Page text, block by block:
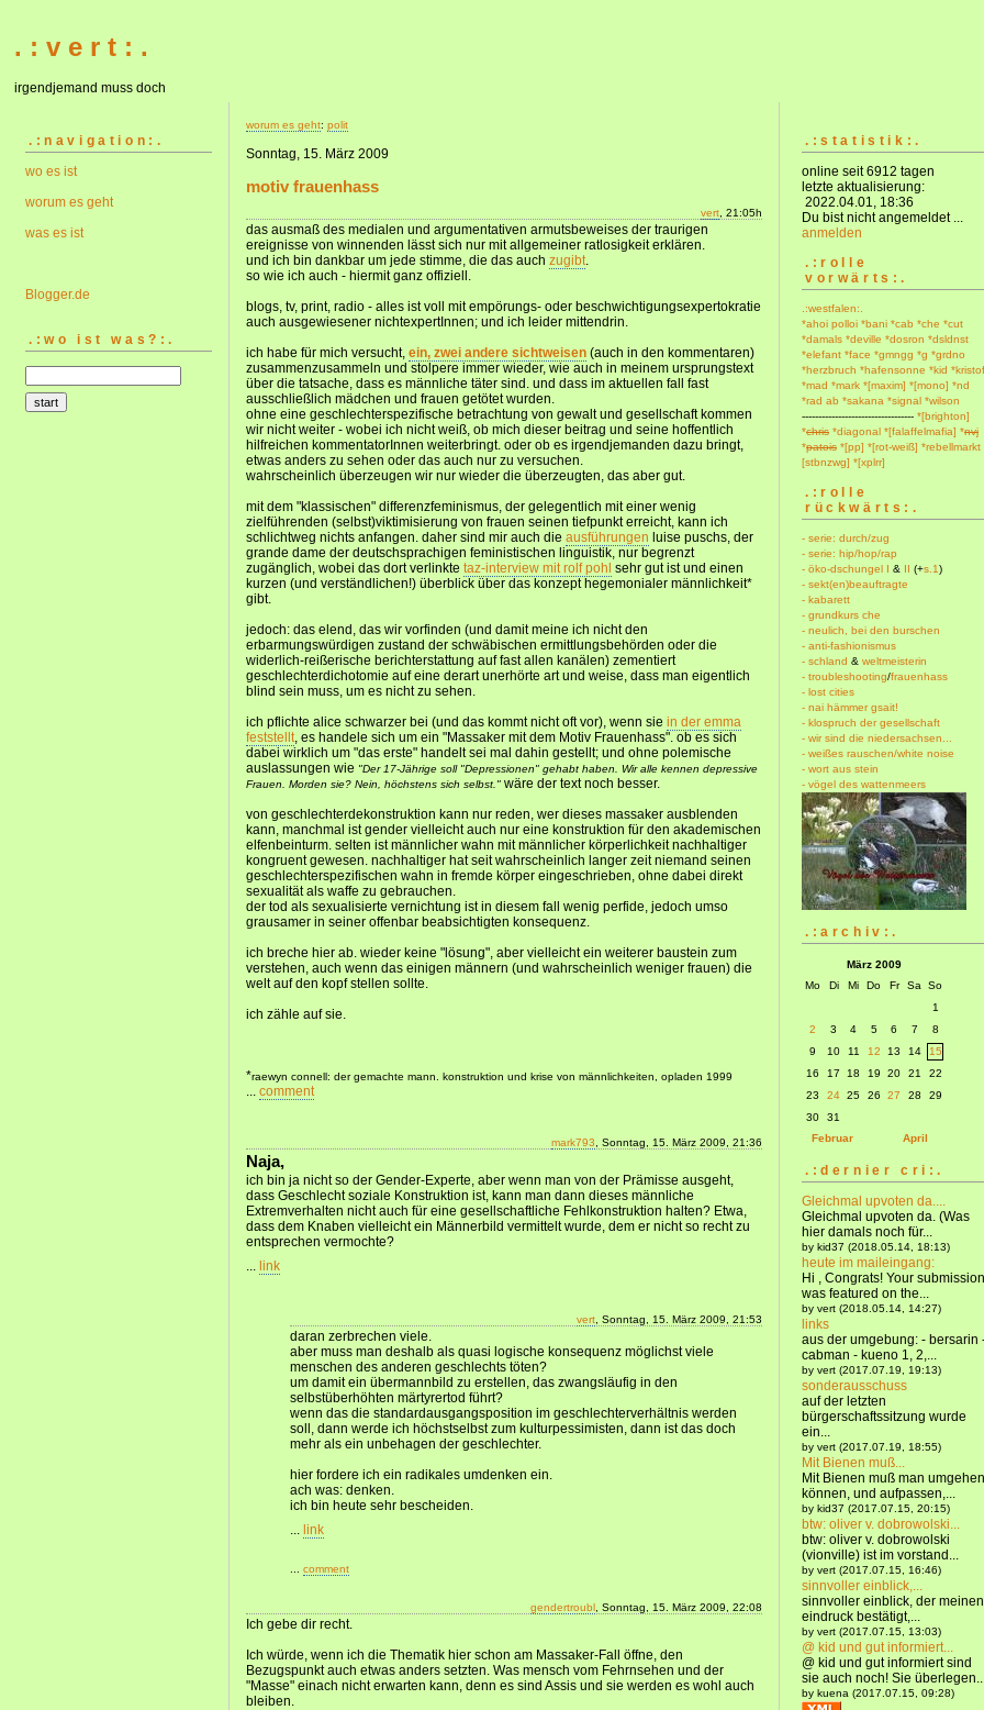
. : v e r t : .
irgendjemand muss doch
.:navigation:.
wo es ist
worum es geht
was es ist
Blogger.de
.:wo ist was?:.
worum es geht: polit
Sonntag, 15. März 2009
motiv frauenhass
vert , 21:05h
das ausmaß des medialen und argumentativen armutsbeweises der traurigen
ereignisse von winnenden lässt sich nur mit allgemeiner ratlosigkeit erklären.
und ich bin dankbar um jede stimme, die das auch zugibt.
so wie ich auch - hiermit ganz offiziell.
blogs, tv, print, radio - alles ist voll mit empörungs- oder beschwichtigungsexpertokratie
auch ausgewiesener nichtexpertInnen; und ich leider mittendrin.
ich habe für mich versucht, ein, zwei andere sichtweisen (auch in den kommentaren)
zusammenzusammeln und stolpere immer wieder, wie auch in meinem ursprungstext
über die tatsache, dass es männliche täter sind. und dass im aktuellen fall fast
ausschließlich mädchen und frauen getötet wurden.
ohne eine geschlechterspezifische betrachtung von gewalt und gesellschaft kommen
wir nicht weiter - wobei ich nicht weiß, ob mich dieser beitrag und seine hoffentlich
hilfreichen kommentatorInnen weiterbringt. oder ob es irgendjemanden dazu bringt,
etwas anders zu sehen oder das auch nur zu versuchen.
wahrscheinlich überzeugen wir nur wieder die überzeugten, das aber gut.
mit dem "klassischen" differenzfeminismus, der gelegentlich mit einer wenig
zielführenden (selbst)viktimisierung von frauen seinen tiefpunkt erreicht, kann ich
schlichtweg nichts anfangen. daher sind mir auch die ausführungen luise puschs, der
grande dame der deutschsprachigen feministischen linguistik, nur begrenzt
zugänglich, wobei das dort verlinkte taz-interview mit rolf pohl sehr gut ist und einen
kurzen (und verständlichen!) überblick über das konzept hegemonialer männlichkeit*
gibt.
jedoch: das elend, das wir vorfinden (und damit meine ich nicht den
erbarmungswürdigen zustand der schwäbischen ermittlungsbehörden oder die
widerlich-reißerische berichterstattung auf fast allen kanälen) zementiert
geschlechterdichotomie auf eine derart unerhörte art und weise, dass man eigentlich
blind sein muss, um es nicht zu sehen.
ich pflichte alice schwarzer bei (und das kommt nicht oft vor), wenn sie in der emma
feststellt, es handele sich um ein "Massaker mit dem Motiv Frauenhass". ob es sich
dabei wirklich um "das erste" handelt sei mal dahin gestellt; und ohne polemische
auslassungen wie "Der 17-Jährige soll "Depressionen" gehabt haben. Wir alle kennen depressive
Frauen. Morden sie? Nein, höchstens sich selbst." wäre der text noch besser.
von geschlechterdekonstruktion kann nur reden, wer dieses massaker ausblenden
kann, manchmal ist gender vielleicht auch nur eine konstruktion für den akademischen
elfenbeinturm. selten ist männlicher wahn mit männlicher körperlichkeit nachhaltiger
kongruent gewesen. nachhaltiger hat seit wahrscheinlich langer zeit niemand seinen
geschlechterspezifischen wahn in fremde körper eingeschrieben, ohne dabei direkt
sexualität als waffe zu gebrauchen.
der tod als sexualisierte vernichtung ist in diesem fall wenig perfide, jedoch umso
grausamer in seiner offenbar beabsichtigten konsequenz.
ich breche hier ab. wieder keine "lösung", aber vielleicht ein weiterer baustein zum
verstehen, auch wenn das einigen männern (und wahrscheinlich weniger frauen) die
welt auf den kopf stellen sollte.
ich zähle auf sie.
*raewyn connell: der gemachte mann. konstruktion und krise von männlichkeiten, opladen 1999
... comment
mark793 , Sonntag, 15. März 2009, 21:36
Naja,
ich bin ja nicht so der Gender-Experte, aber wenn man von der Prämisse ausgeht,
dass Geschlecht soziale Konstruktion ist, kann man dann dieses männliche
Extremverhalten nicht auch für eine gesellschaftliche Fehlkonstruktion halten? Etwa,
dass dem Knaben vielleicht ein Männerbild vermittelt wurde, dem er nicht so recht zu
entsprechen vermochte?
... link
vert , Sonntag, 15. März 2009, 21:53
daran zerbrechen viele.
aber muss man deshalb als quasi logische konsequenz möglichst viele
menschen des anderen geschlechts töten?
um damit ein übermannbild zu erstellen, das zwangsläufig in den
selbstüberhöhten märtyrertod führt?
wenn das die standardausgangsposition im geschlechterverhältnis werden
soll, dann werde ich höchstselbst zum kulturpessimisten, dann ist das doch
mehr als ein unbehagen der geschlechter.
hier fordere ich ein radikales umdenken ein.
ach was: denken.
ich bin heute sehr bescheiden.
... link
comment
gendertroubl , Sonntag, 15. März 2009, 22:08
Ich gebe dir recht.
Ich würde, wenn ich die Thematik hier schon am Massaker-Fall öffne, den
Bezugspunkt auch etwas anders setzten. Was mensch vom Fehrnsehen und der
"Masse" einach nicht erwarten kann, denn es sind Assis und sie werden es wohl auch
bleiben.
.:statistik:.
online seit 6912 tagen
letzte aktualisierung:
2022.04.01, 18:36
Du bist nicht angemeldet ...
anmelden
.:rolle
vorwärts:.
.:westfalen:.
*ahoi polloi *bani *cab *che *cut
*damals *deville *dosron *dsldnst
*elefant *face *gmngg *g *grdno
*herzbruch *hafensonne *kid *kristof
*mad *mark *[maxim] *[mono] *nd
*rad ab *sakana *signal *wilson
---------------------------------- *[brighton]
*chris *diagonal *[falaffelmafia] *nvj
*patois *[pp] *[rot-weiß] *rebellmarkt
[stbnzwg] *[xplrr]
.:rolle
rückwärts:.
- serie: durch/zug
- serie: hip/hop/rap
- öko-dschungel I & II (+s.1)
- sekt(en)beauftragte
- kabarett
- grundkurs che
- neulich, bei den burschen
- anti-fashionismus
- schland & weltmeisterin
- troubleshooting/frauenhass
- lost cities
- nai hämmer gsait!
- klospruch der gesellschaft
- wir sind die niedersachsen...
- weißes rauschen/white noise
- wort aus stein
- vögel des wattenmeers
.:archiv:.
März 2009
Mo
Di Mi Do Fr Sa
So
1
2
3 4 5 6 7
8
9
10 11 12 13 14
15
16
17 18 19 20 21
22
23
24 25 26 27 28
29
30
31
Februar
April
.:dernier cri:.
Gleichmal upvoten da....
Gleichmal upvoten da. (Was
hier damals noch für...
by kid37 (2018.05.14, 18:13)
heute im maileingang:
Hi , Congrats! Your submission
was featured on the...
by vert (2018.05.14, 14:27)
links
aus der umgebung: - bersarin
cabman - kueno 1, 2,...
by vert (2017.07.19, 19:13)
sonderausschuss
auf der letzten
bürgerschaftssitzung wurde
ein...
by vert (2017.07.19, 18:55)
Mit Bienen muß...
Mit Bienen muß man umgehen
können, und aufpassen,...
by kid37 (2017.07.15, 20:15)
btw: oliver v. dobrowolski...
btw: oliver v. dobrowolski
(vionville) ist im vorstand...
by vert (2017.07.15, 16:46)
sinnvoller einblick,...
sinnvoller einblick, der meinen
eindruck bestätigt,...
by vert (2017.07.15, 13:03)
@ kid und gut informiert...
@ kid und gut informiert sind
sie auch noch! Sie
by kuena (2017.07.15, 09:28)